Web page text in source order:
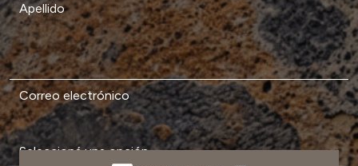
Apellido
Correo electrónico